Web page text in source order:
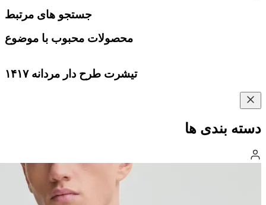
جستجو های مرتبط
محصولات محبوب با موضوع
تیشرت طرح دار مردانه ۱۴۱۷
دسته بندی ها